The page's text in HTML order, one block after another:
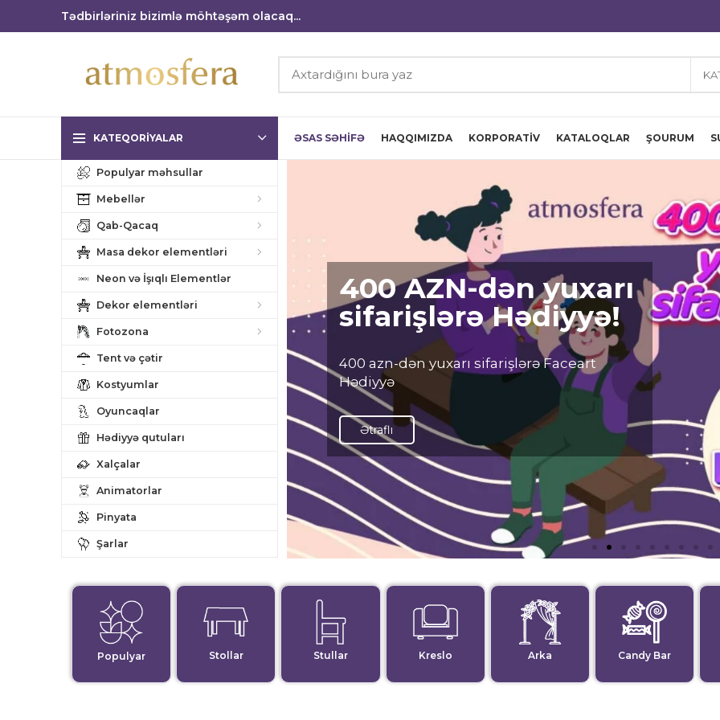
Tədbirləriniz bizimlə möhtəşəm olacaq...
KATEQORIYALAR
Populyar məhsullar
Mebellər
Qab-Qacaq
Masa dekor elementləri
Neon və İşıqlı Elementlər
Dekor elementləri
Fotozona
Tent və çətir
Kostyumlar
Oyuncaqlar
Hədiyyə qutuları
Xalçalar
Animatorlar
Pinyata
Şarlar
ƏSAS SƏHIFƏ HAQQIMIZDA KORPORATIV KATALOQLAR ŞOURUM
400 AZN-dən yuxarı
sifarişlərə Hədiyyə!
400 azn-dən yuxarı sifarişlərə Faceart
Hədiyyə
Ətraflı
Populyar Stollar Stullar Kreslo Arka Candy Bar